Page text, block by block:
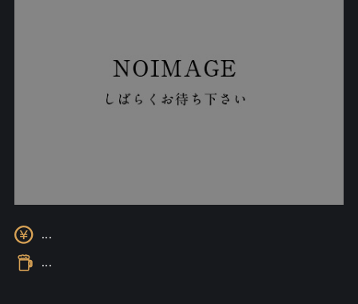
...
...